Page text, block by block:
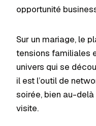
opportunité
Sur un mariage, le
tensions familiales
univers qui se
il est l’outil de
soirée, bien au-
visite.